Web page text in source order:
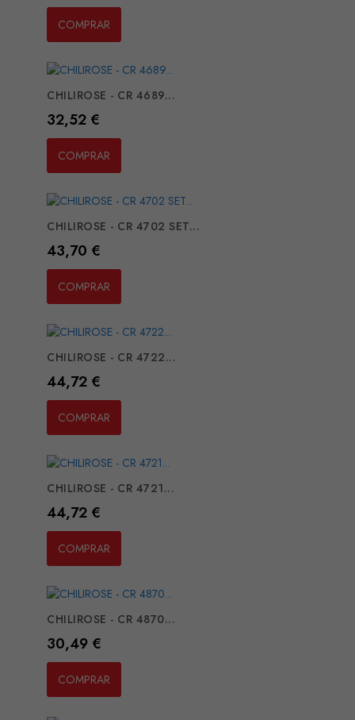
COMPRAR
CHILIROSE - CR 4689...
Preço
32,52 €
COMPRAR
CHILIROSE - CR 4702 SET...
Preço
43,70 €
COMPRAR
CHILIROSE - CR 4722...
Preço
44,72 €
COMPRAR
CHILIROSE - CR 4721...
Preço
44,72 €
COMPRAR
CHILIROSE - CR 4870...
Preço
30,49 €
COMPRAR